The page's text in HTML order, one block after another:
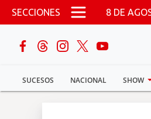
Pasar al contenido principal
SECCIONES 8 DE
SUCESOS NACIONAL SHOW
buscar
Sucesos